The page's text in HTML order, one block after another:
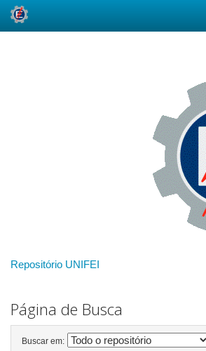
Repositório UNIFEI
Página de Busca
Buscar em: